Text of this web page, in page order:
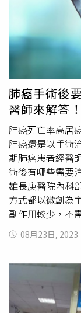
息狀態無症狀
喘、疲倦、胸
活動時會受到顯
痛、早期暈厥第
竭症狀 第四類
醫師指出，蕭先
在外院診斷慢性
發現，主要問題
肺高壓，是第四
二至六個病例，
管重塑、內皮增
包括活動會喘、
等，嚴重時可能
肺栓塞肺高壓 3
種選擇，其中實
因是開胸手術 ，
成型術，以心導
低，也不必承受
血管。不過，因
肺動脈氣球成
心衰竭指數恢
常好。曾發生
肺癌手術後
醫師來解答！
肺癌死亡率高居
肺癌還是以手術
期肺癌患者經醫
術後有哪些需要
雄長庚醫院內科
方式都以微創為
副作用較少，不
動或復健來恢復
險都須避免，此
肺癌術後別輕忽
其實仍有很大
來看，肺癌1期
3A期則只有約
08月23日, 2023